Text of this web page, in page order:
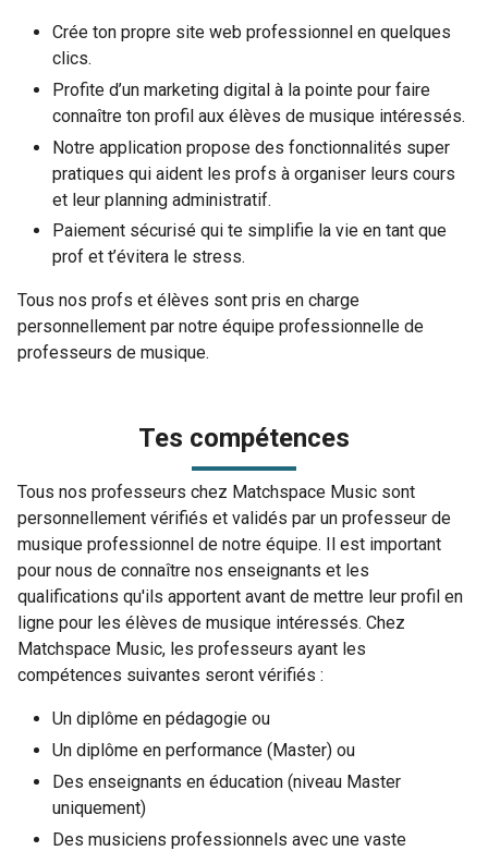
Crée ton propre site web professionnel en quelques
clics.
Profite d’un marketing digital à la pointe pour faire
connaître ton profil aux élèves de musique intéressés.
Notre application propose des fonctionnalités super
pratiques qui aident les profs à organiser leurs cours
et leur planning administratif.
Paiement sécurisé qui te simplifie la vie en tant que
prof et t’évitera le stress.
Tous nos profs et élèves sont pris en charge
personnellement par notre équipe professionnelle de
professeurs de musique.
Tes compétences
Tous nos professeurs chez Matchspace Music sont
personnellement vérifiés et validés par un professeur de
musique professionnel de notre équipe. Il est important
pour nous de connaître nos enseignants et les
qualifications qu'ils apportent avant de mettre leur profil en
ligne pour les élèves de musique intéressés. Chez
Matchspace Music, les professeurs ayant les
compétences suivantes seront vérifiés :
Un diplôme en pédagogie ou
Un diplôme en performance (Master) ou
Des enseignants en éducation (niveau Master
uniquement)
Des musiciens professionnels avec une vaste